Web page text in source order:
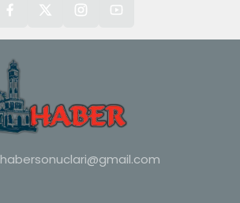
habersonuclari@gmail.com